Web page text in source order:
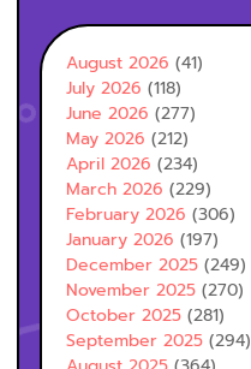
August 2026 (41)
July 2026 (118)
June 2026 (277)
May 2026 (212)
April 2026 (234)
March 2026 (229)
February 2026 (306)
January 2026 (197)
December 2025 (249)
November 2025 (270)
October 2025 (281)
September 2025 (294)